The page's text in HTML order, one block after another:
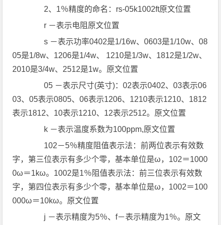
2、1％精度的命名：rs-05k1002ft原文位置
r －表示电阻原文位置
s －表示功率0402是1/16w、0603是1/10w、08
05是1/8w、1206是1/4w、 1210是1/3w、1812是1/2w、
2010是3/4w、2512是1w。原文位置
05 －表示尺寸(英寸)：02表示0402、03表示06
03、05表示0805、06表示1206、1210表示1210、1812
表示1812、10表示1210、12表示2512。原文位置
k －表示温度系数为100ppm,原文位置
102－5％精度阻值表示法：前两位表示有效数
字，第三位表示有多少个零，基本单位是ω，102＝1000
0ω＝1kω。1002是1％阻值表示法：前三位表示有效数
字，第四位表示有多少个零，基本单位是ω，1002＝100
000ω＝10kω。原文位置
j －表示精度为5％、f－表示精度为1％。原文